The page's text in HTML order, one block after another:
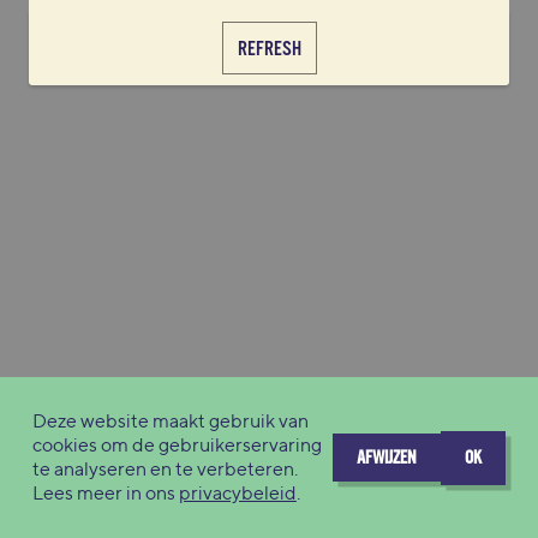
REFRESH
Deze website maakt gebruik van
cookies om de gebruikerservaring
te analyseren en te verbeteren.
Lees meer in ons privacybeleid.
AFWIJZEN OK